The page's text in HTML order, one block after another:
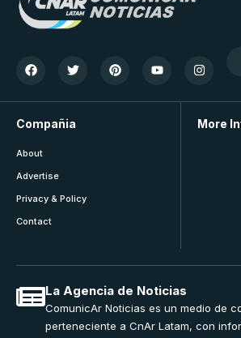
Compañia
About
Advertise
Privacy & Policy
Contact
More
La Agencia de Noticias
ComunicAr Noticias es un medio de
perteneciente a CnAr Latam, con